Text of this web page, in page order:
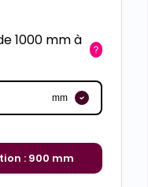
1000 mm à
mm
: 900 mm